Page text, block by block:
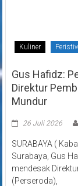
Kuliner
Gus Hafidz:
Direktur
Mundur
26 Juli 2026
SURABAYA (
Surabaya, Gus
mendesak
(Perseroda),